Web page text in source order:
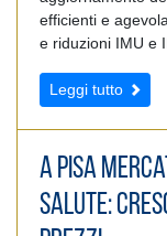
efficienti e
e riduzioni IMU e
Leggi tutto
A Pisa
salute: